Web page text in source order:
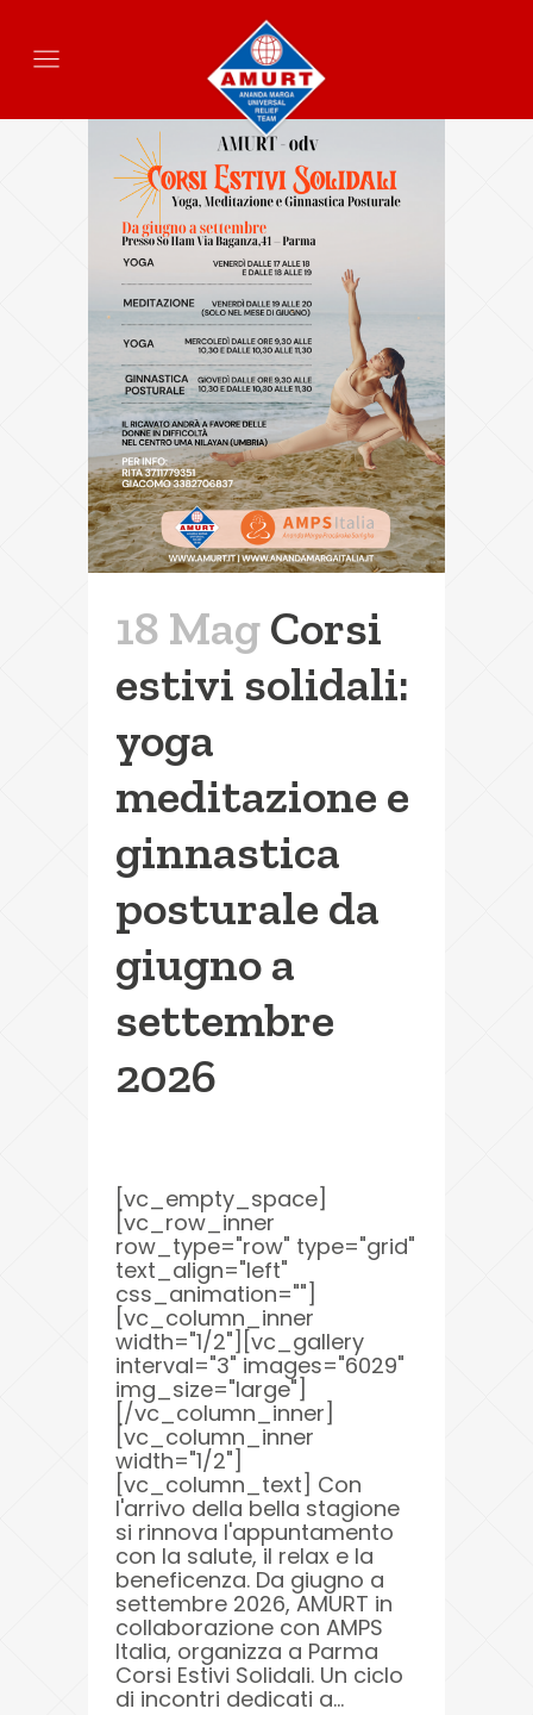
18 MagCorsi
estivi solidali:
yoga
meditazione e
ginnastica
posturale da
giugno a
settembre
2026
[vc_empty_space]
[vc_row_inner
row_type="row" type="grid"
text_align="left"
css_animation=""]
[vc_column_inner
width="1/2"][vc_gallery
interval="3" images="6029"
img_size="large"]
[/vc_column_inner]
[vc_column_inner
width="1/2"]
[vc_column_text] Con
l'arrivo della bella stagione
si rinnova l'appuntamento
con la salute, il relax e la
beneficenza. Da giugno a
settembre 2026, AMURT in
collaborazione con AMPS
Italia, organizza a Parma
Corsi Estivi Solidali. Un ciclo
di incontri dedicati a...